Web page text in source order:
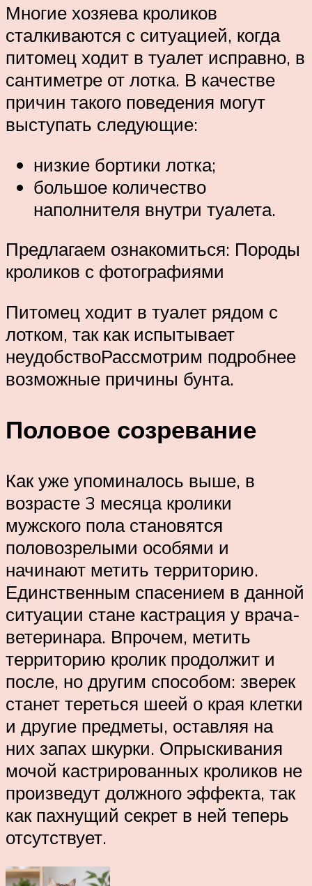
Многие хозяева кроликов
сталкиваются с ситуацией, когда
питомец ходит в туалет исправно, в
сантиметре от лотка. В качестве
причин такого поведения могут
выступать следующие:
низкие бортики лотка;
большое количество
наполнителя внутри туалета.
Предлагаем ознакомиться: Породы
кроликов с фотографиями
Питомец ходит в туалет рядом с
лотком, так как испытывает
неудобствоРассмотрим подробнее
возможные причины бунта.
Половое созревание
Как уже упоминалось выше, в
возрасте 3 месяца кролики
мужского пола становятся
половозрелыми особями и
начинают метить территорию.
Единственным спасением в данной
ситуации стане кастрация у врача-
ветеринара. Впрочем, метить
территорию кролик продолжит и
после, но другим способом: зверек
станет тереться шеей о края клетки
и другие предметы, оставляя на
них запах шкурки. Опрыскивания
мочой кастрированных кроликов не
произведут должного эффекта, так
как пахнущий секрет в ней теперь
отсутствует.